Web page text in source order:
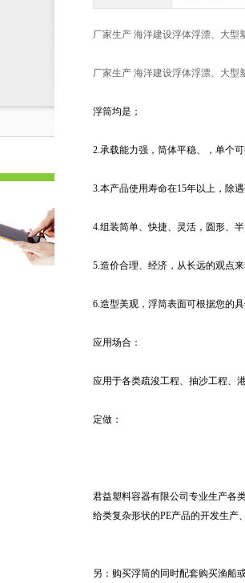
厂家生产 海洋建设浮体浮漂、大型
厂家生产 海洋建设浮体浮漂、大型
浮筒均是；
2.承载能力强，筒体平稳、，单个
3.本产品使用寿命在15年以上，除
4.组装简单、快捷、灵活，圆形、
5.造价合理、经济，从长远的观点
6.造型美观，浮筒表面可根据您的
应用场合：
应用于各类疏浚工程、抽沙工程、
定做：
君益塑料容器有限公司专业生产各
给类复杂形状的PE产品的开发生产
另：购买浮筒的同时配套购买渔船